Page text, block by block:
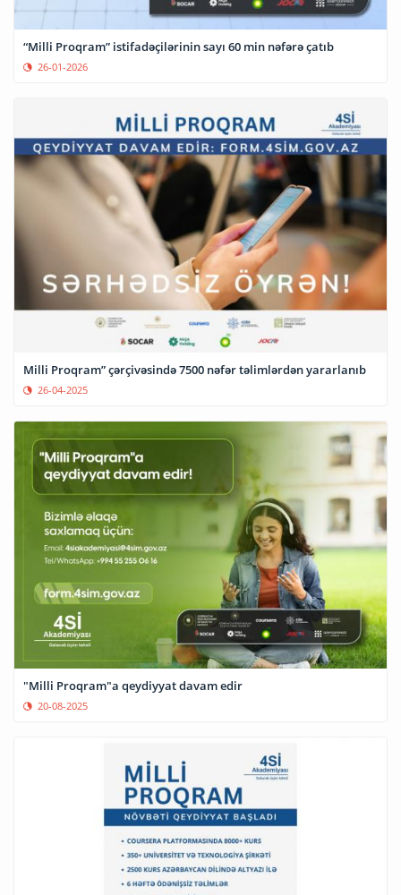
“Milli Proqram” istifadəçilərinin sayı 60 min nəfərə çatıb
26-01-2026
Milli Proqram” çərçivəsində 7500 nəfər təlimlərdən yararlanıb
26-04-2025
"Milli Proqram"a qeydiyyat davam edir
20-08-2025